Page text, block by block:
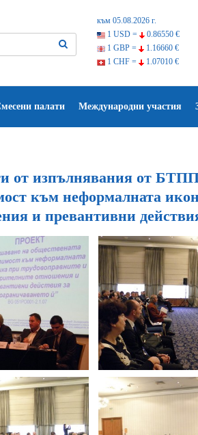
към 05.08.2026 г.
1 USD =
0.86550 €
1 GBP =
1.16660 €
1 CHF =
1.07010 €
палати Международни участия
от изпълнявания от
към неформалната
и превантивни